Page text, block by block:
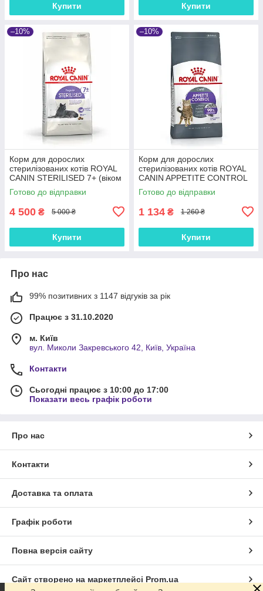
Купити Купити
–10%
Корм для дорослих
стерилізованих котів ROYAL
CANIN STERILISED 7+ (віком
від 7 років) 10.0 кг
Готово до відправки
4 500 ₴ 5 000 ₴
Купити
–10%
Корм для дорослих
стерилізованих котів ROYAL
CANIN APPETITE CONTROL
CARE 2.0 кг, 2 кг
Готово до відправки
1 134 ₴ 1 260 ₴
Купити
Про нас
99% позитивних з 1147 відгуків за рік
Працює з 31.10.2020
м. Київ
вул. Миколи Закревського 42, Київ, Україна
Контакти
Сьогодні працює з 10:00 до 17:00
Показати весь графік роботи
Про нас
Контакти
Доставка та оплата
Графік роботи
Повна версія сайту
Сайт створено на маркетплейсі Prom.ua